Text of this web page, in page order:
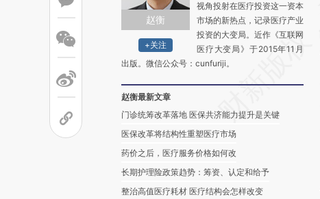
赵衡
+关注
视角投射在医疗投资这一资本
市场的新热点，记录医疗产业
投资的大变局。近作《互联网
医疗大变局》于2015年11月
出版。微信公众号：cunfuriji。
赵衡最新文章
门诊统筹改革落地 医保共济能力提升是关键
医保改革将结构性重塑医疗市场
药价之后，医疗服务价格如何改
长期护理险政策趋势：筹资、认定和给予
整治高值医疗耗材 医疗结构会怎样改变